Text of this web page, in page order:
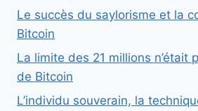
Le succès du saylorisme et la
Bitcoin
La limite des 21 millions n’était
de Bitcoin
L’individu souverain, la